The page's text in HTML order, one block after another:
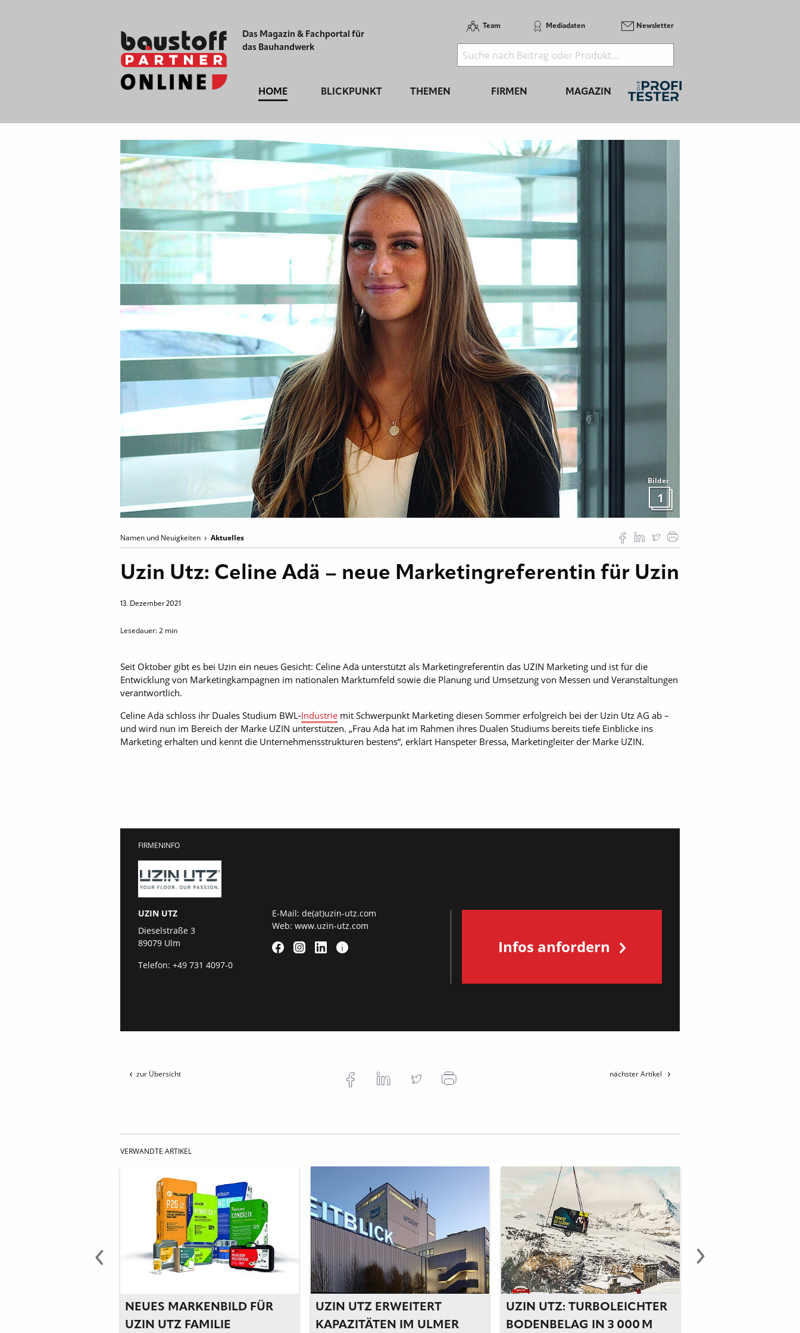
Das Magazin & Fachportal für
das Bauhandwerk
Team Mediadaten Newsletter
HOME BLICKPUNKT THEMEN FIRMEN MAGAZIN
Bilder
1
Namen und Neuigkeiten Aktuelles
Uzin Utz: Celine Adä – neue Marketingreferentin für Uzin
13. Dezember 2021
Lesedauer:2 min
Seit Oktober gibt es bei Uzin ein neues Gesicht: Celine Adä unterstützt als Marketingreferentin das UZIN Marketing und ist für die
Entwicklung von Marketingkampagnen im nationalen Marktumfeld sowie die Planung und Umsetzung von Messen und Veranstaltungen
verantwortlich.
Celine Adä schloss ihr Duales Studium BWL-Industrie mit Schwerpunkt Marketing diesen Sommer erfolgreich bei der Uzin Utz AG ab –
und wird nun im Bereich der Marke UZIN unterstützen. „Frau Adä hat im Rahmen ihres Dualen Studiums bereits tiefe Einblicke ins
Marketing erhalten und kennt die Unternehmensstrukturen bestens“, erklärt Hanspeter Bressa, Marketingleiter der Marke UZIN.
FIRMENINFO
UZIN UTZ
Dieselstraße 3
89079 Ulm
Telefon: +49 731 4097-0
E-Mail: de(at)uzin-utz.com
Web: www.uzin-utz.com
Infos anfordern
zur Übersicht nächster Artikel
VERWANDTE ARTIKEL
NEUES MARKENBILD FÜR
UZIN UTZ FAMILIE
UZIN UTZ ERWEITERT
KAPAZITÄTEN IM ULMER
UZIN UTZ: TURBOLEICHTER
BODENBELAG IN 3 000 M